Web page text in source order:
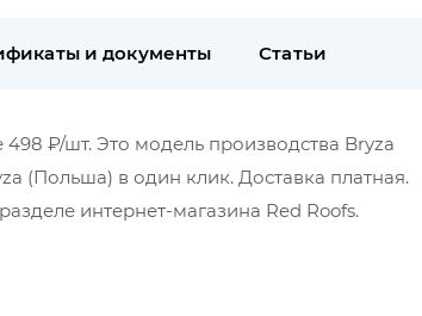
и документы Статьи
₽/шт. Это модель производства Bryza
(Польша) в один клик. Доставка платная.
интернет-магазина Red Roofs.